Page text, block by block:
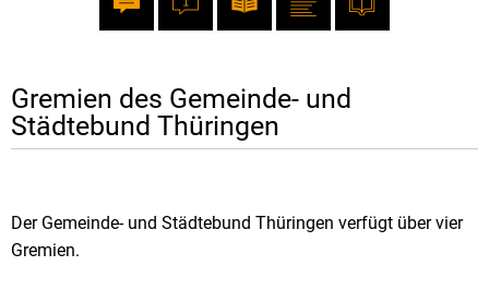
Gremien
Gremien des Gemeinde- und
Städtebund Thüringen
Der Gemeinde- und Städtebund Thüringen verfügt über vier
Gremien.